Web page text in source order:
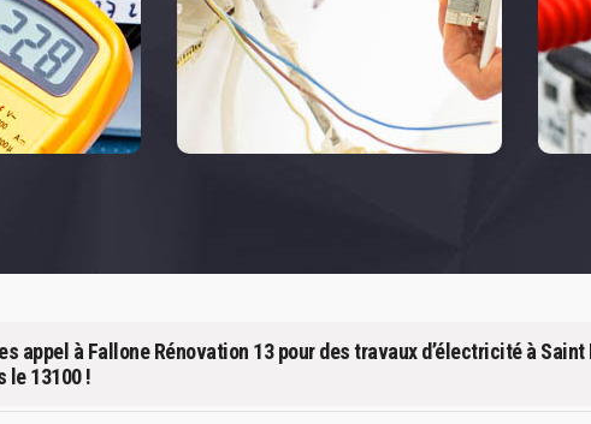
appel à Fallone Rénovation 13 pour des travaux d’électricité à
le 13100 !